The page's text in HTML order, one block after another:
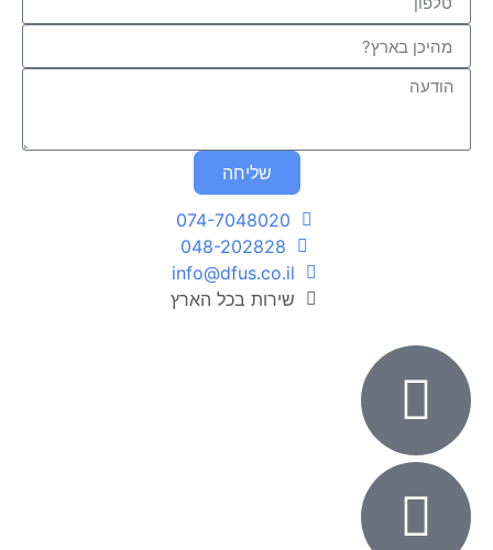
שליחה
074-7048020
048-202828
info@dfus.co.il
שירות בכל הארץ